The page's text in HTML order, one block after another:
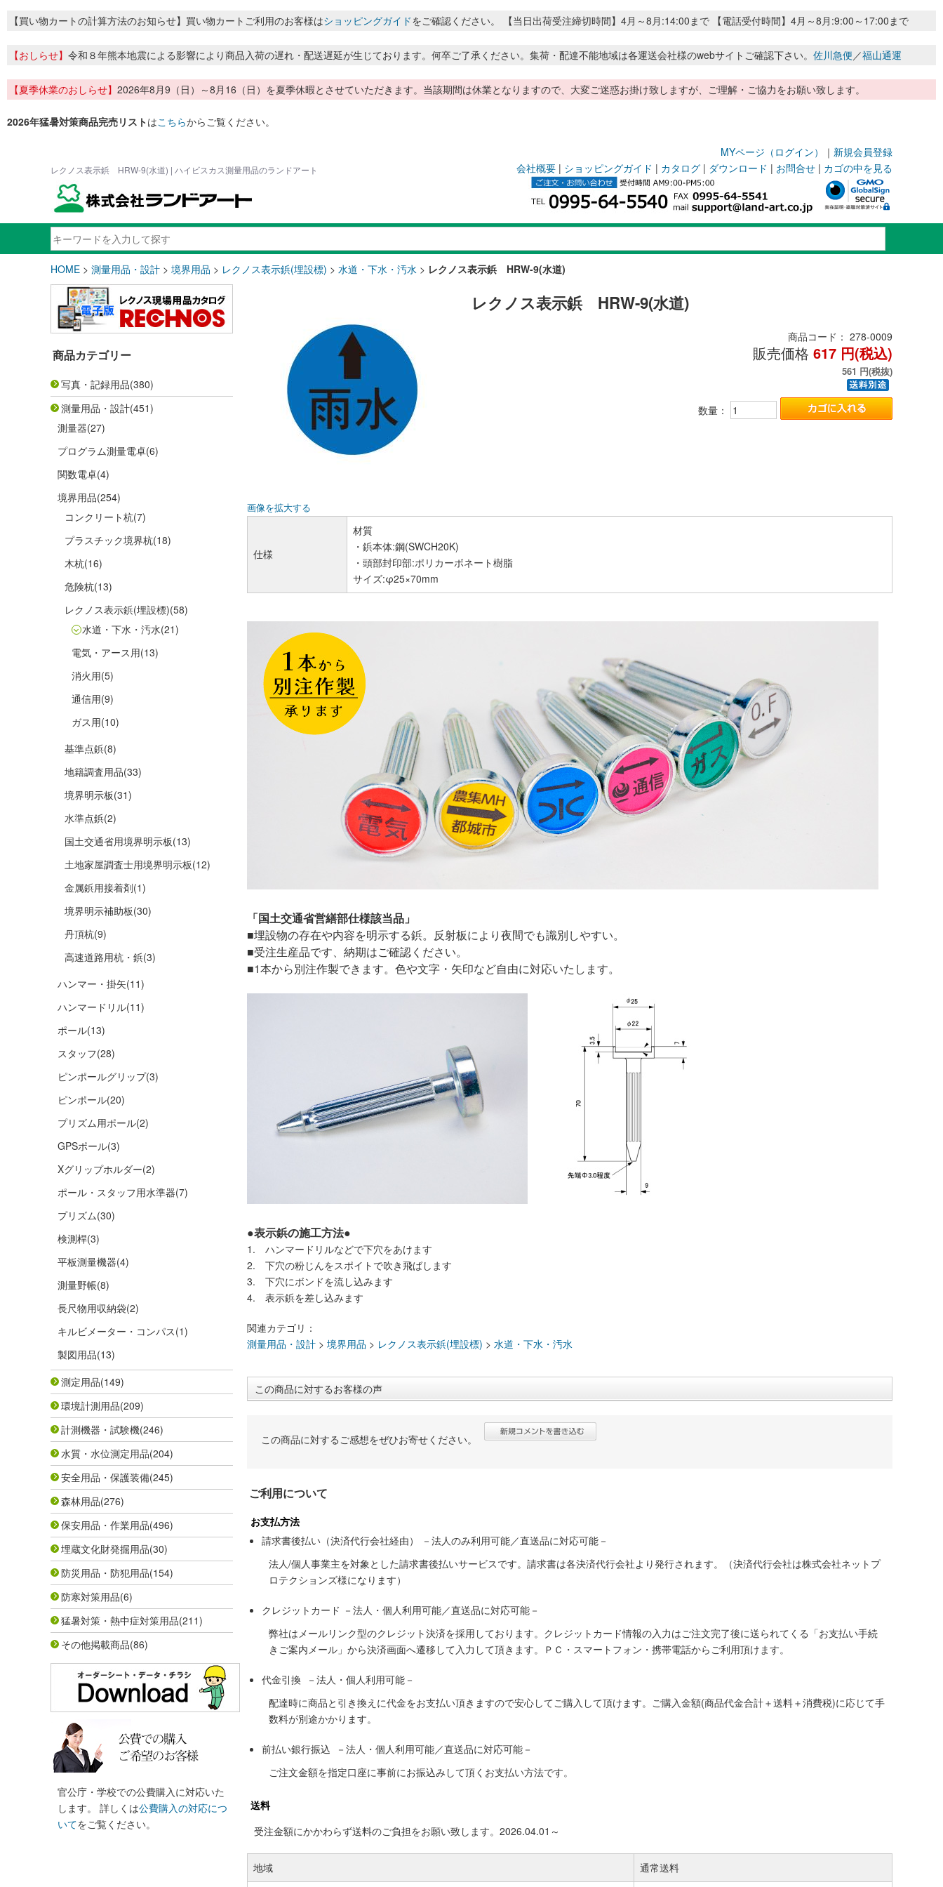
【買い物カートの計算方法のお知らせ】買い物カートご利用のお客様はショッピングガイドをご確認ください。 【当日出荷受注締切時間】4月～8月:14:00まで 【電話受付時間】4月～8月:9:00～17:00まで
【おしらせ】 令和８年熊本地震による影響により商品入荷の遅れ・配送遅延が生じております。何卒ご了承ください。集荷・配達不能地域は各運送会社様のwebサイトご確認下さい。 佐川急便／福山通運
【夏季休業のおしらせ】 2026年8月9（日）～8月16（日）を夏季休暇とさせていただきます。当該期間は休業となりますので、大変ご迷惑お掛け致しますが、ご理解・ご協力をお願い致します。
2026年猛暑対策商品完売リストはこちらからご覧ください。
MYページ（ログイン） ｜ 新規会員登録
レクノス表示鋲 HRW-9(水道) | ハイビスカス測量用品のランドアート 会社概要 | ショッピングガイド | カタログ | ダウンロード | お問合せ | カゴの中を見る
HOME > 測量用品・設計 > 境界用品 > レクノス表示鋲(埋設標) > 水道・下水・汚水 > レクノス表示鋲 HRW-9(水道)
商品カテゴリー
写真・記録用品(380)
測量用品・設計(451)
測量器(27)
プログラム測量電卓(6)
関数電卓(4)
境界用品(254)
コンクリート杭(7)
プラスチック境界杭(18)
木杭(16)
危険杭(13)
レクノス表示鋲(埋設標)(58)
水道・下水・汚水(21)
電気・アース用(13)
消火用(5)
通信用(9)
ガス用(10)
基準点鋲(8)
地籍調査用品(33)
境界明示板(31)
水準点鋲(2)
国土交通省用境界明示板(13)
土地家屋調査士用境界明示板(12)
金属鋲用接着剤(1)
境界明示補助板(30)
丹頂杭(9)
高速道路用杭・鋲(3)
ハンマー・掛矢(11)
ハンマードリル(11)
ポール(13)
スタッフ(28)
ピンポールグリップ(3)
ピンポール(20)
プリズム用ポール(2)
GPSポール(3)
Xグリップホルダー(2)
ポール・スタッフ用水準器(7)
プリズム(30)
検測桿(3)
平板測量機器(4)
測量野帳(8)
長尺物用収納袋(2)
キルビメーター・コンパス(1)
製図用品(13)
測定用品(149)
環境計測用品(209)
計測機器・試験機(246)
水質・水位測定用品(204)
安全用品・保護装備(245)
森林用品(276)
保安用品・作業用品(496)
埋蔵文化財発掘用品(30)
防災用品・防犯用品(154)
防寒対策用品(6)
猛暑対策・熱中症対策用品(211)
その他掲載商品(86)
官公庁・学校での公費購入に対応いた
します。 詳しくは公費購入の対応につ
いてをご覧ください。
画像を拡大する
レクノス表示鋲 HRW-9(水道)
商品コード： 278-0009
販売価格 617 円(税込)
561 円(税抜)
数量：
仕様
材質
・鋲本体:鋼(SWCH20K)
・頭部封印部:ポリカーボネート樹脂
サイズ:φ25×70mm
「国土交通省営繕部仕様該当品」
■埋設物の存在や内容を明示する鋲。反射板により夜間でも識別しやすい。
■受注生産品です、納期はご確認ください。
■1本から別注作製できます。色や文字・矢印など自由に対応いたします。
●表示鋲の施工方法●
1. ハンマードリルなどで下穴をあけます
2. 下穴の粉じんをスポイトで吹き飛ばします
3. 下穴にボンドを流し込みます
4. 表示鋲を差し込みます
関連カテゴリ：
測量用品・設計 > 境界用品 > レクノス表示鋲(埋設標) > 水道・下水・汚水
この商品に対するお客様の声
この商品に対するご感想をぜひお寄せください。
ご利用について
お支払方法
請求書後払い（決済代行会社経由） －法人のみ利用可能／直送品に対応可能－
法人/個人事業主を対象とした請求書後払いサービスです。請求書は各決済代行会社より発行されます。（決済代行会社は株式会社ネットプ
ロテクションズ様になります）
クレジットカード －法人・個人利用可能／直送品に対応可能－
弊社はメールリンク型のクレジット決済を採用しております。クレジットカード情報の入力はご注文完了後に送られてくる「お支払い手続
きご案内メール」から決済画面へ遷移して入力して頂きます。ＰＣ・スマートフォン・携帯電話からご利用頂けます。
代金引換 －法人・個人利用可能－
配達時に商品と引き換えに代金をお支払い頂きますので安心してご購入して頂けます。ご購入金額(商品代金合計＋送料＋消費税)に応じて手
数料が別途かかります。
前払い銀行振込 －法人・個人利用可能／直送品に対応可能－
ご注文金額を指定口座に事前にお振込みして頂くお支払い方法です。
送料
受注金額にかかわらず送料のご負担をお願い致します。2026.04.01～
地域 通常送料